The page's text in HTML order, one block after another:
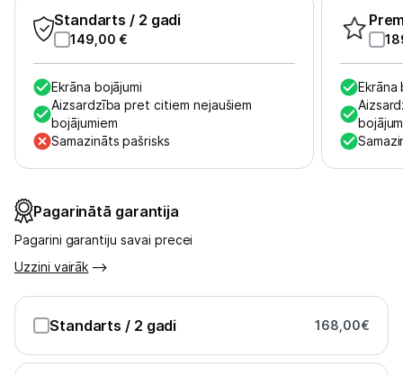
Piegāde un apmaksa
Tehnikas izvešana
Uzņēmumiem
Kontakti
Informācija
Standarts / 2 gadi
149,00 €
Ekrāna bojājumi
Aizsardzība pret citiem nejaušiem
bojājumiem
Samazināts pašrisks
Ekrāna
Pagarinātā garantija
Pagarini garantiju savai precei
Uzzini vairāk
Standarts / 2 gadi 168,00€